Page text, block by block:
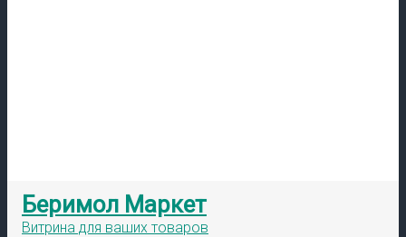
Беримол Маркет
Витрина для ваших товаров